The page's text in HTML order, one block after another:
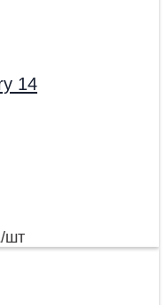
14
/шт